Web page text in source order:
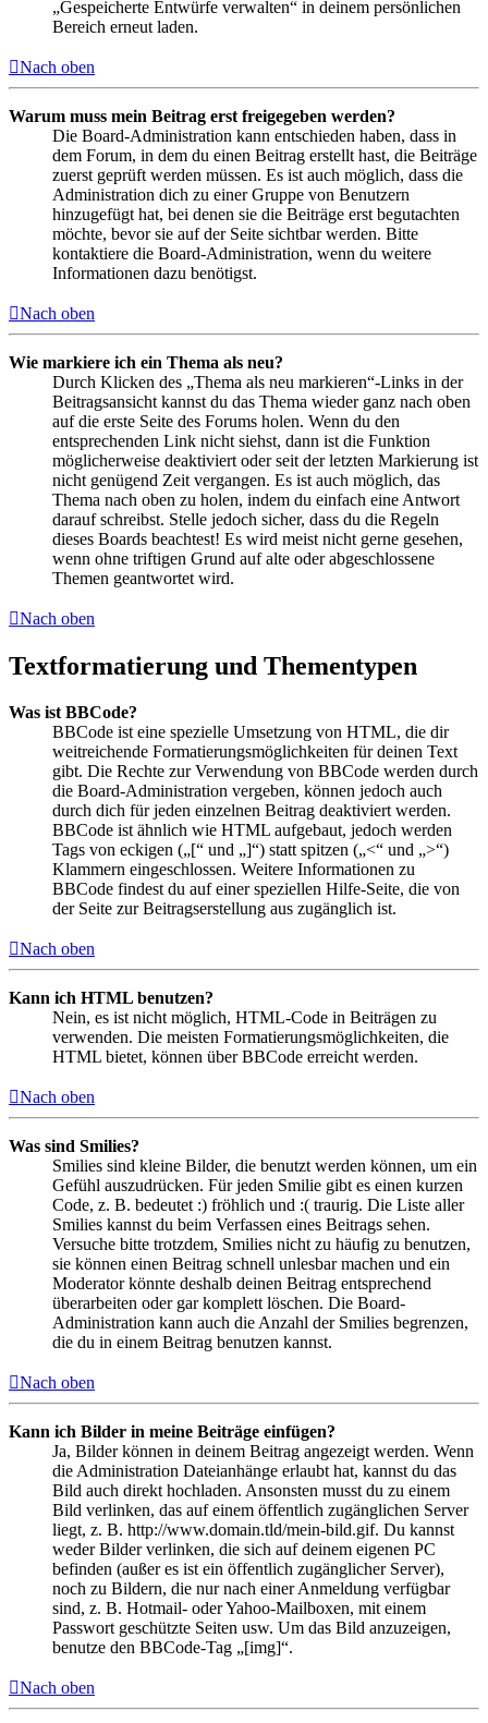
„Gespeicherte Entwürfe verwalten“ in deinem persönlichen
Bereich erneut laden.
Nach oben
Warum muss mein Beitrag erst freigegeben werden?
Die Board-Administration kann entschieden haben, dass in
dem Forum, in dem du einen Beitrag erstellt hast, die Beiträge
zuerst geprüft werden müssen. Es ist auch möglich, dass die
Administration dich zu einer Gruppe von Benutzern
hinzugefügt hat, bei denen sie die Beiträge erst begutachten
möchte, bevor sie auf der Seite sichtbar werden. Bitte
kontaktiere die Board-Administration, wenn du weitere
Informationen dazu benötigst.
Nach oben
Wie markiere ich ein Thema als neu?
Durch Klicken des „Thema als neu markieren“-Links in der
Beitragsansicht kannst du das Thema wieder ganz nach oben
auf die erste Seite des Forums holen. Wenn du den
entsprechenden Link nicht siehst, dann ist die Funktion
möglicherweise deaktiviert oder seit der letzten Markierung ist
nicht genügend Zeit vergangen. Es ist auch möglich, das
Thema nach oben zu holen, indem du einfach eine Antwort
darauf schreibst. Stelle jedoch sicher, dass du die Regeln
dieses Boards beachtest! Es wird meist nicht gerne gesehen,
wenn ohne triftigen Grund auf alte oder abgeschlossene
Themen geantwortet wird.
Nach oben
Textformatierung und Thementypen
Was ist BBCode?
BBCode ist eine spezielle Umsetzung von HTML, die dir
weitreichende Formatierungsmöglichkeiten für deinen Text
gibt. Die Rechte zur Verwendung von BBCode werden durch
die Board-Administration vergeben, können jedoch auch
durch dich für jeden einzelnen Beitrag deaktiviert werden.
BBCode ist ähnlich wie HTML aufgebaut, jedoch werden
Tags von eckigen („[“ und „]“) statt spitzen („<“ und „>“)
Klammern eingeschlossen. Weitere Informationen zu
BBCode findest du auf einer speziellen Hilfe-Seite, die von
der Seite zur Beitragserstellung aus zugänglich ist.
Nach oben
Kann ich HTML benutzen?
Nein, es ist nicht möglich, HTML-Code in Beiträgen zu
verwenden. Die meisten Formatierungsmöglichkeiten, die
HTML bietet, können über BBCode erreicht werden.
Nach oben
Was sind Smilies?
Smilies sind kleine Bilder, die benutzt werden können, um ein
Gefühl auszudrücken. Für jeden Smilie gibt es einen kurzen
Code, z. B. bedeutet :) fröhlich und :( traurig. Die Liste aller
Smilies kannst du beim Verfassen eines Beitrags sehen.
Versuche bitte trotzdem, Smilies nicht zu häufig zu benutzen,
sie können einen Beitrag schnell unlesbar machen und ein
Moderator könnte deshalb deinen Beitrag entsprechend
überarbeiten oder gar komplett löschen. Die Board-
Administration kann auch die Anzahl der Smilies begrenzen,
die du in einem Beitrag benutzen kannst.
Nach oben
Kann ich Bilder in meine Beiträge einfügen?
Ja, Bilder können in deinem Beitrag angezeigt werden. Wenn
die Administration Dateianhänge erlaubt hat, kannst du das
Bild auch direkt hochladen. Ansonsten musst du zu einem
Bild verlinken, das auf einem öffentlich zugänglichen Server
liegt, z. B. http://www.domain.tld/mein-bild.gif. Du kannst
weder Bilder verlinken, die sich auf deinem eigenen PC
befinden (außer es ist ein öffentlich zugänglicher Server),
noch zu Bildern, die nur nach einer Anmeldung verfügbar
sind, z. B. Hotmail- oder Yahoo-Mailboxen, mit einem
Passwort geschützte Seiten usw. Um das Bild anzuzeigen,
benutze den BBCode-Tag „[img]“.
Nach oben